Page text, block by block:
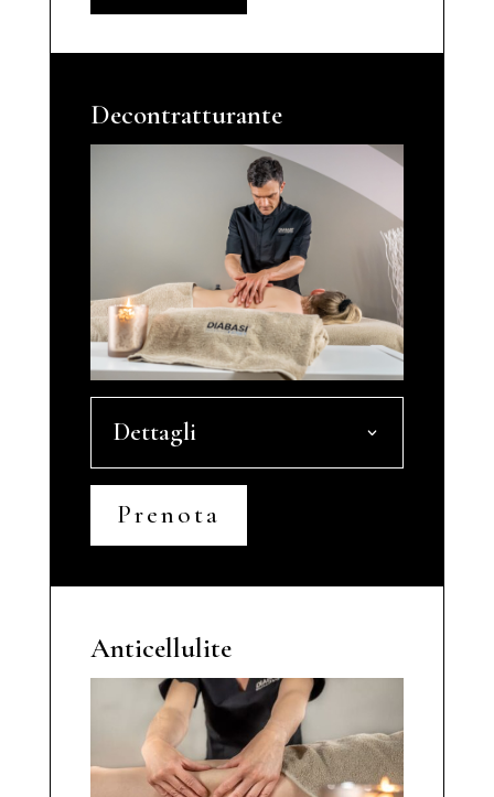
Decontratturante
Dettagli
Prenota
Anticellulite